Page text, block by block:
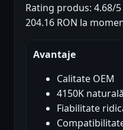
Rating produs: 4.68/
204.16 RON la
Avantaje
Calitate OEM
4150K naturală
Fiabilitate